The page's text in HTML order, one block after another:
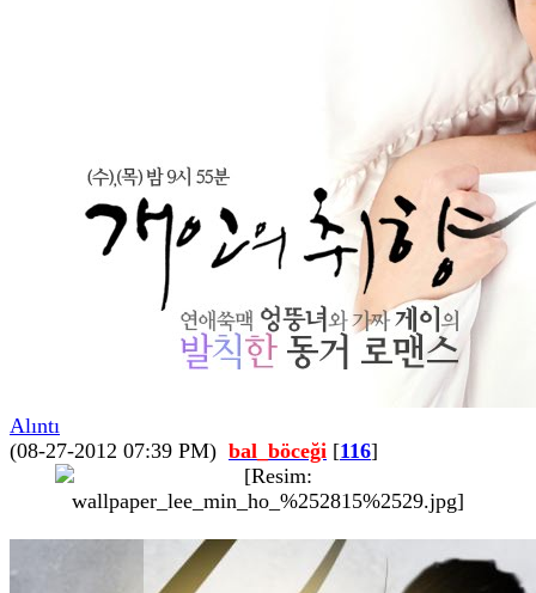
Alıntı
(08-27-2012 07:39 PM) bal_böceği [116]